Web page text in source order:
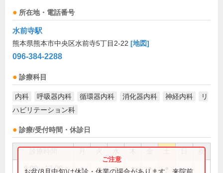
所在地・電話番号
水前寺駅
熊本県熊本市中央区水前寺5丁目2-22 [地図]
096-384-2288
診療科目
内科 呼吸器内科 循環器内科 消化器内科 神経内科
リ
ハビリテーション科
診療/受付時間・休診日
祝
9:00～12:00 ● ● ● ● ●
お盆(8月中旬)は休診・休業の場合があります。来院前